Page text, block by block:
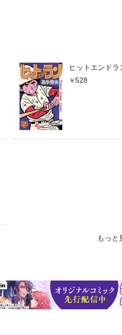
ヒットエンドラ
528
もっと